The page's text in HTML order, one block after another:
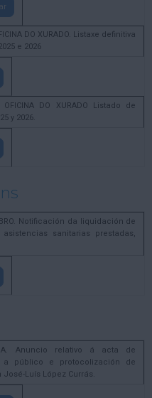
DO XURADO. Listaxe definitiva
e 2026
OFICINA DO XURADO Listado de
y 2026.
Notificación da liquidación de
sanitarias prestadas,
Anuncio relativo á acta de
a público e protocolización de
Luís López Currás.